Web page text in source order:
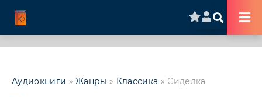
Аудиокниги »Жанры » Классика » Сиделка